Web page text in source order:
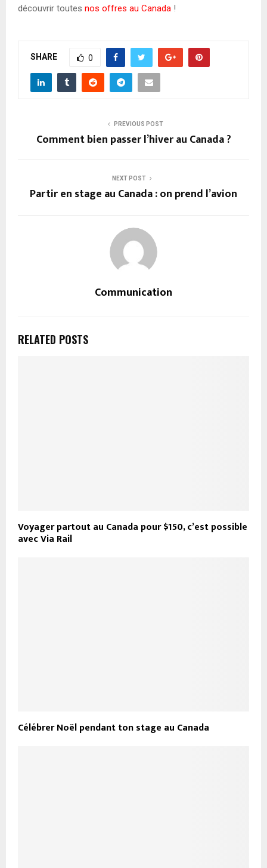
découvrir toutes nos offres au Canada !
SHARE 0
PREVIOUS POST
Comment bien passer l’hiver au Canada ?
NEXT POST
Partir en stage au Canada : on prend l’avion
Communication
RELATED POSTS
Voyager partout au Canada pour $150, c’est possible
avec Via Rail
Célébrer Noël pendant ton stage au Canada